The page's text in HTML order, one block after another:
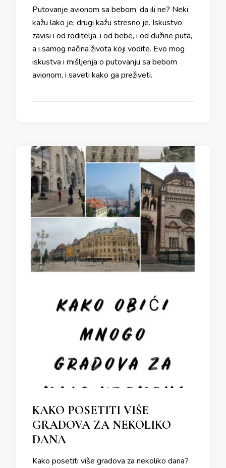
Putovanje avionom sa bebom, da ili ne? Neki
kažu lako je, drugi kažu stresno je. Iskustvo
zavisi i od roditelja, i od bebe, i od dužine puta,
a i samog načina života koji vodite. Evo mog
iskustva i mišljenja o putovanju sa bebom
avionom, i saveti kako ga preživeti.
KAKO POSETITI VIŠE
GRADOVA ZA NEKOLIKO
DANA
Kako posetiti više gradova za nekoliko dana?